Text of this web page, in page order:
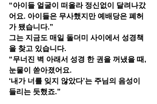
“아이들 얼굴이 떠올라 정신없이 달려나갔
어요. 아이들은 무사했지만 예배당은 폐허
가 됐습니다.”
그는 지금도 매일 돌더미 사이에서 성경책
을 찾고 있습니다.
“무너진 벽 아래서 성경 한 권을 꺼냈을 때,
눈물이 쏟아졌어요.
‘내가 너를 잊지 않았다’는 주님의 음성이
들리는 듯했죠.”